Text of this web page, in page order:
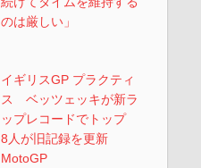
のは厳しい」
イギリスGP プラクティ
ス ベッツェッキが新ラ
ップレコードでトップ
8人が旧記録を更新
MotoGP